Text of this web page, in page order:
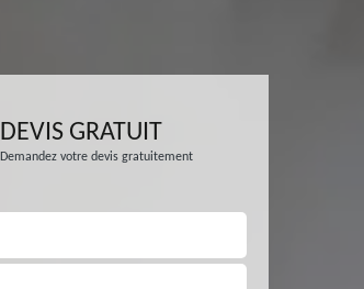
DEVIS GRATUIT
Demandez votre devis gratuitement